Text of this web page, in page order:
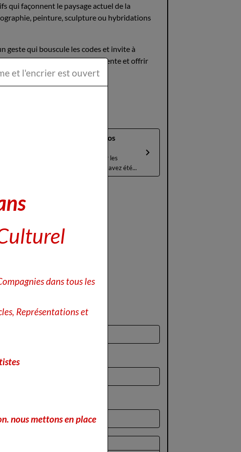
qui façonnent le paysage actuel de la
peinture, sculpture ou hybridations
geste qui bouscule les codes et invite à
soutenir la création émergente et offrir
Presentation de nos
Après l'appel lancé sur les
réseaux sociaux, vous avez été...
Boudoir littéraire la Plume et l'encrier est ouvert
dans tous les
Représentations et
nous mettons en place